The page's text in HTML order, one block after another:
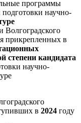
программы
научно-
Волгоградского
прикрепленных в
степени кандидата
научно-
в 2024 году